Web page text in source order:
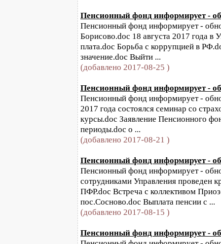
Пенсионный фонд информирует -
Пенсионный фонд информирует -
Борисово.doc 18 августа 2017 года в
плата.doc Борьба с коррупцией в
значение.doc Выйти ...
(добавлено 2017-08-25 )
Пенсионный фонд информирует -
Пенсионный фонд информирует -
2017 года состоялся семинар со
курсы.doc Заявление Пенсионного
периоды.doc о ...
(добавлено 2017-08-21 )
Пенсионный фонд информирует -
Пенсионный фонд информирует -
сотрудниками Управления проведен
ПФР.doc Встреча с коллективом
пос.Сосново.doc Выплата пенсии с ...
(добавлено 2017-08-15 )
Пенсионный фонд информирует -